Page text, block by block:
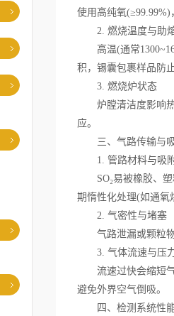
使用高纯氧
2. 燃烧温度与助
高温(通常
积，锡囊包裹样品防
3. 燃烧炉状态
炉膛清洁度影响热
应。
三、气路传输与
1. 管路材料与吸
SO₂易被橡胶、塑
期惰性化处理(如通氧
2. 气密性与堵塞
气路泄漏或颗粒物
3. 气体流速与压
流速过快会缩短气
避免外界空气倒吸。
四、检测系统性